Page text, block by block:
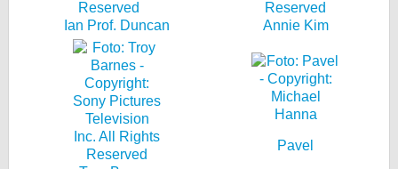
Ian Prof. Duncan Annie Kim
Pavel